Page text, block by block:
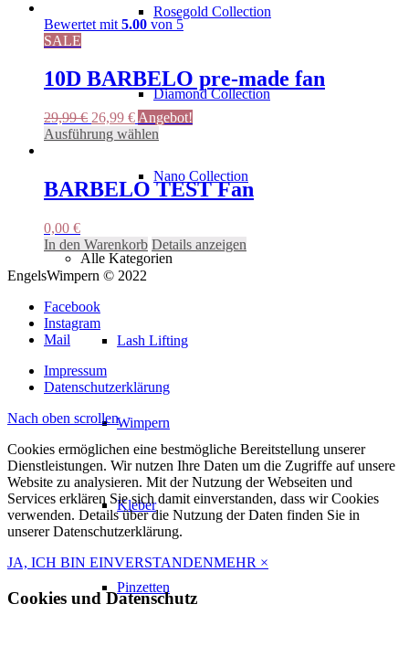
Rosegold Collection
Diamond Collection
Nano Collection
Alle Kategorien
Lash Lifting
Wimpern
Kleber
Pinzetten
auf
der
werden
Produkt
weist
auf.
Die
Optionen
können
auf
Produktseite
gewählt
werden
Bewertet mit 5.00 von 5
SALE
10D BARBELO pre-made fan
29,99€ Ursprünglicher
Preis
26,99 €Aktueller
Preis
Angebot!
Ausführung wählen
mehrere
Varianten
Optionen
können
werden
BARBELO TEST Fan
0,00 €
In den Warenkorb Details anzeigen
EngelsWimpern © 2022
Facebook
Instagram
Mail
Impressum
Datenschutzerklärung
Nach oben scrollen
Cookies ermöglichen eine bestmögliche Bereitstellung unserer
Dienstleistungen. Wir nutzen Ihre Daten um die Zugriffe auf unsere
Website zu analysieren. Mit der Nutzung der Webseiten und
Services erklären Sie sich damit einverstanden, dass wir Cookies
verwenden. Details über die Nutzung der Daten finden Sie in
unserer Datenschutzerklärung.
JA, ICH BIN EINVERSTANDENMEHR ×
Cookies und Datenschutz